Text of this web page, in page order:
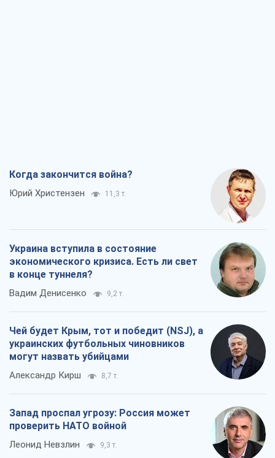
Когда закончится война?
Юрий Христензен 11,3 т.
Украина вступила в состояние
экономического кризиса. Есть ли свет
в конце туннеля?
Вадим Денисенко 9,2 т.
Чей будет Крым, тот и победит (NSJ), а
украинских футбольных чиновников
могут назвать убийцами
Александр Кирш 8,7 т.
Запад проспал угрозу: Россия может
проверить НАТО войной
Леонид Невзлин 9,3 т.